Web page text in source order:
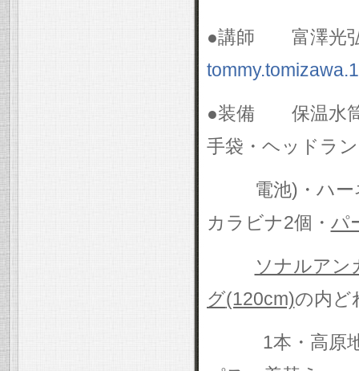
●講師 富澤
●装備 保温水
手袋・ヘッドラ
電池) ・ハ
カラビナ2個・ パ
ソナルアン
グ(120cm)の内ど
1本・高原